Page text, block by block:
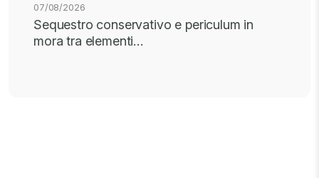
07/08/2026
Sequestro conservativo e periculum in
mora tra elementi…